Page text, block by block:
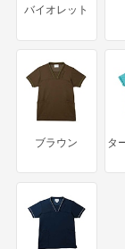
バイオレット
ブラウン
タ